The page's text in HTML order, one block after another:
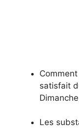
satisfait
Dimanche
Les